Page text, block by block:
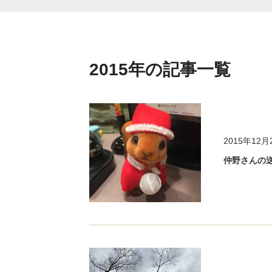
2015年の記事一覧
2015年12月
仲野さんの